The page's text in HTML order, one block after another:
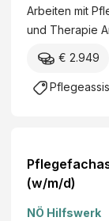
Arbeiten mit
und Therapie
€ 2.949
(w/m/d)
NÖ Hilfswerk